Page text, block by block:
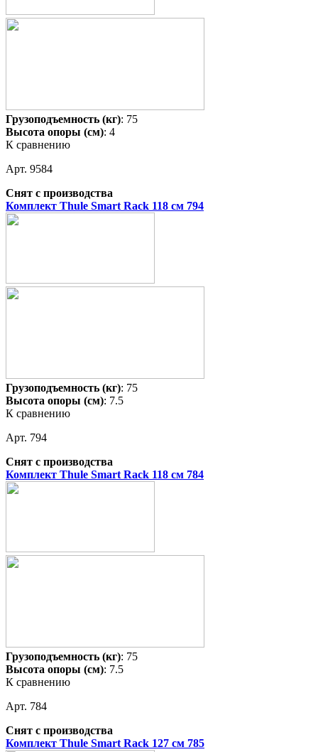
Грузоподъемность (кг): 75
Высота опоры (см): 4
К сравнению
Арт. 9584
Снят с производства
Комплект Thule Smart Rack 118 см 794
Грузоподъемность (кг): 75
Высота опоры (см): 7.5
К сравнению
Арт. 794
Снят с производства
Комплект Thule Smart Rack 118 см 784
Грузоподъемность (кг): 75
Высота опоры (см): 7.5
К сравнению
Арт. 784
Снят с производства
Комплект Thule Smart Rack 127 см 785